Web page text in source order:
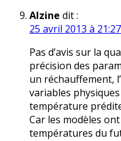
Alzine dit :
25 avril 2013 à 21:27
Pas d’avis sur la
précision des
un réchauffement,
variables
température
Car les modèles
températures du